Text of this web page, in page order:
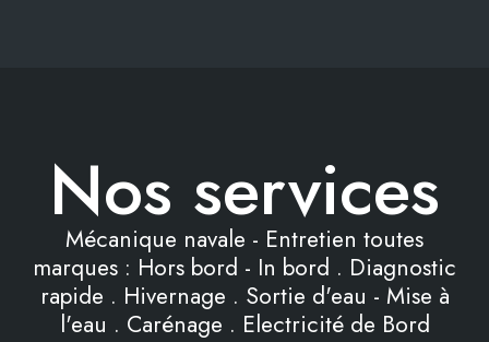
Nos services
Mécanique navale - Entretien toutes
marques : Hors bord - In bord . Diagnostic
rapide . Hivernage . Sortie d'eau - Mise à
l'eau . Carénage . Electricité de Bord